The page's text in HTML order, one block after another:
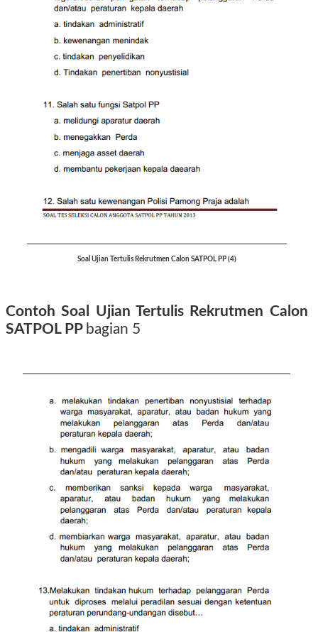
Soal Ujian Tertulis Rekrutmen Calon SATPOL PP (4)
Contoh Soal Ujian Tertulis Rekrutmen Calon
SATPOL PP bagian 5